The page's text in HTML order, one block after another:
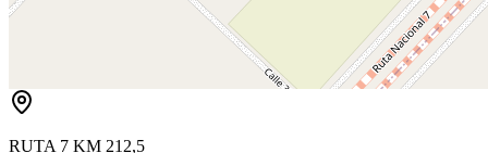
RUTA 7 KM 212,5